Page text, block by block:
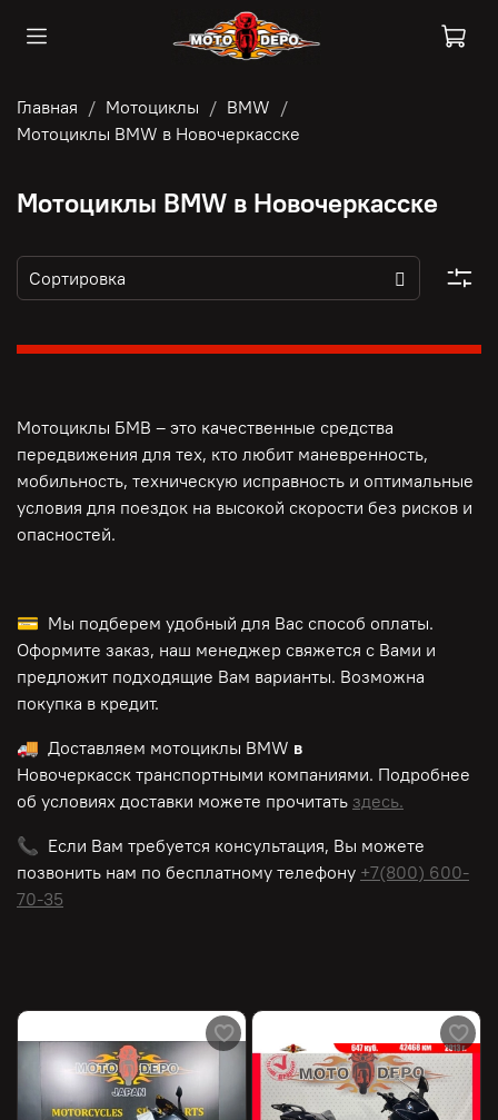
Главная Мотоциклы
BMW
Мотоциклы BMW в Новочеркасске
Мотоциклы BMW в Новочеркасске
Мотоциклы БМВ – это качественные средства
передвижения для тех, кто любит маневренность,
мобильность, техническую исправность и оптимальные
условия для поездок на высокой скорости без рисков и
опасностей.
💳 Мы подберем удобный для Вас способ оплаты.
Оформите заказ, наш менеджер свяжется с Вами и
предложит подходящие Вам варианты. Возможна
покупка в кредит.
🚚 Доставляем мотоциклы BMW в
Новочеркасск транспортными компаниями. Подробнее
об условиях доставки можете прочитать здесь.
📞 Если Вам требуется консультация, Вы можете
позвонить нам по бесплатному телефону +7(800) 600-
70-35